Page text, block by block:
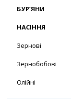
БУР’ЯНИ
НАСІННЯ
Зернові
Зернобобові
Олійні